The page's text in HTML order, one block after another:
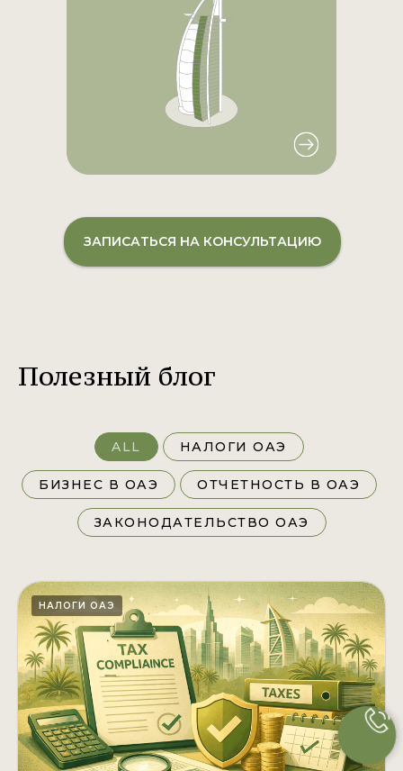
ЗАПИСАТЬСЯ НА КОНСУЛЬТАЦИЮ
Полезный блог
ALL НАЛОГИ ОАЭ
БИЗНЕС В ОАЭ ОТЧЕТНОСТЬ В ОАЭ
ЗАКОНОДАТЕЛЬСТВО ОАЭ
НАЛОГИ ОАЭ